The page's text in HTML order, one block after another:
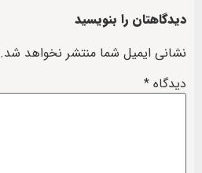
دیدگاهتان را بنویسید
نشانی ایمیل شما منتشر نخواهد شد.
دیدگاه *